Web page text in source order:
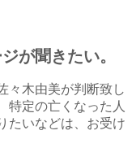
が聞きたい。
々木由美が判断致し
特定の亡くなった人
たいなどは、お受け